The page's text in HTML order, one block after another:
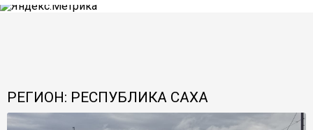
РЕГИОН: РЕСПУБЛИКА САХА